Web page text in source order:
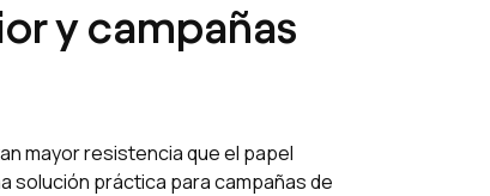
y campañas
mayor resistencia que el papel
solución práctica para campañas de